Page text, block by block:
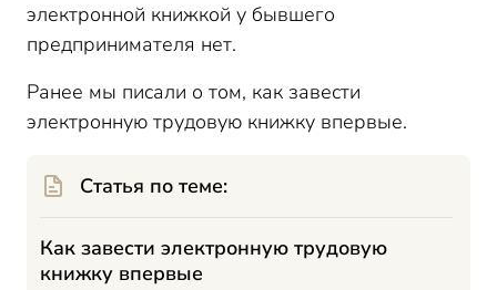
электронной книжкой у бывшего
предпринимателя нет.
Ранее мы писали о том, как завести
электронную трудовую книжку впервые.
Статья по теме:
Как завести электронную трудовую
книжку впервые